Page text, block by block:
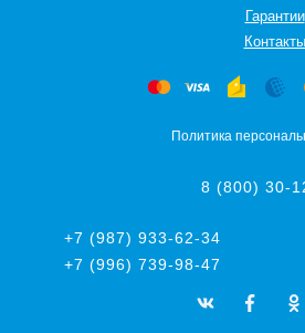
Гарантии
Контакты
Политика
8 (800) 30-
+7 (987) 933-62-34
+7 (996) 739-98-47